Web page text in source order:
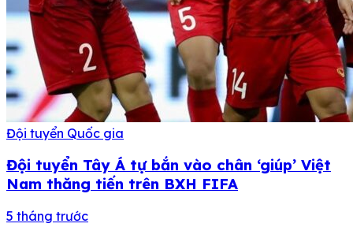
Đội tuyển Quốc gia
Đội tuyển Tây Á tự bắn vào chân ‘giúp’ Việt
Nam thăng tiến trên BXH FIFA
5 tháng trước